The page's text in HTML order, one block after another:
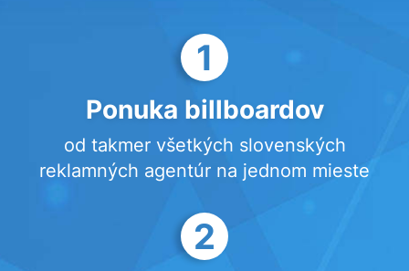
1
Ponuka billboardov
od takmer všetkých slovenských
reklamných agentúr na jednom mieste
2